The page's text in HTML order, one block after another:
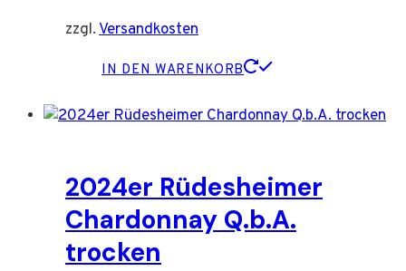
zzgl.Versandkosten
IN DEN WARENKORB
2024er Rüdesheimer
Chardonnay Q.b.A.
trocken